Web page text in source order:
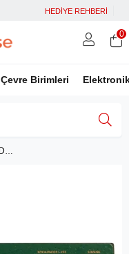
HEDİYE REHBERİ
Çevre Birimleri
0
64GB LENOVO 4X77A77032 TRUDDR5 4800MHz 2RX4 10x4 RDIMM THINKSYSTEM